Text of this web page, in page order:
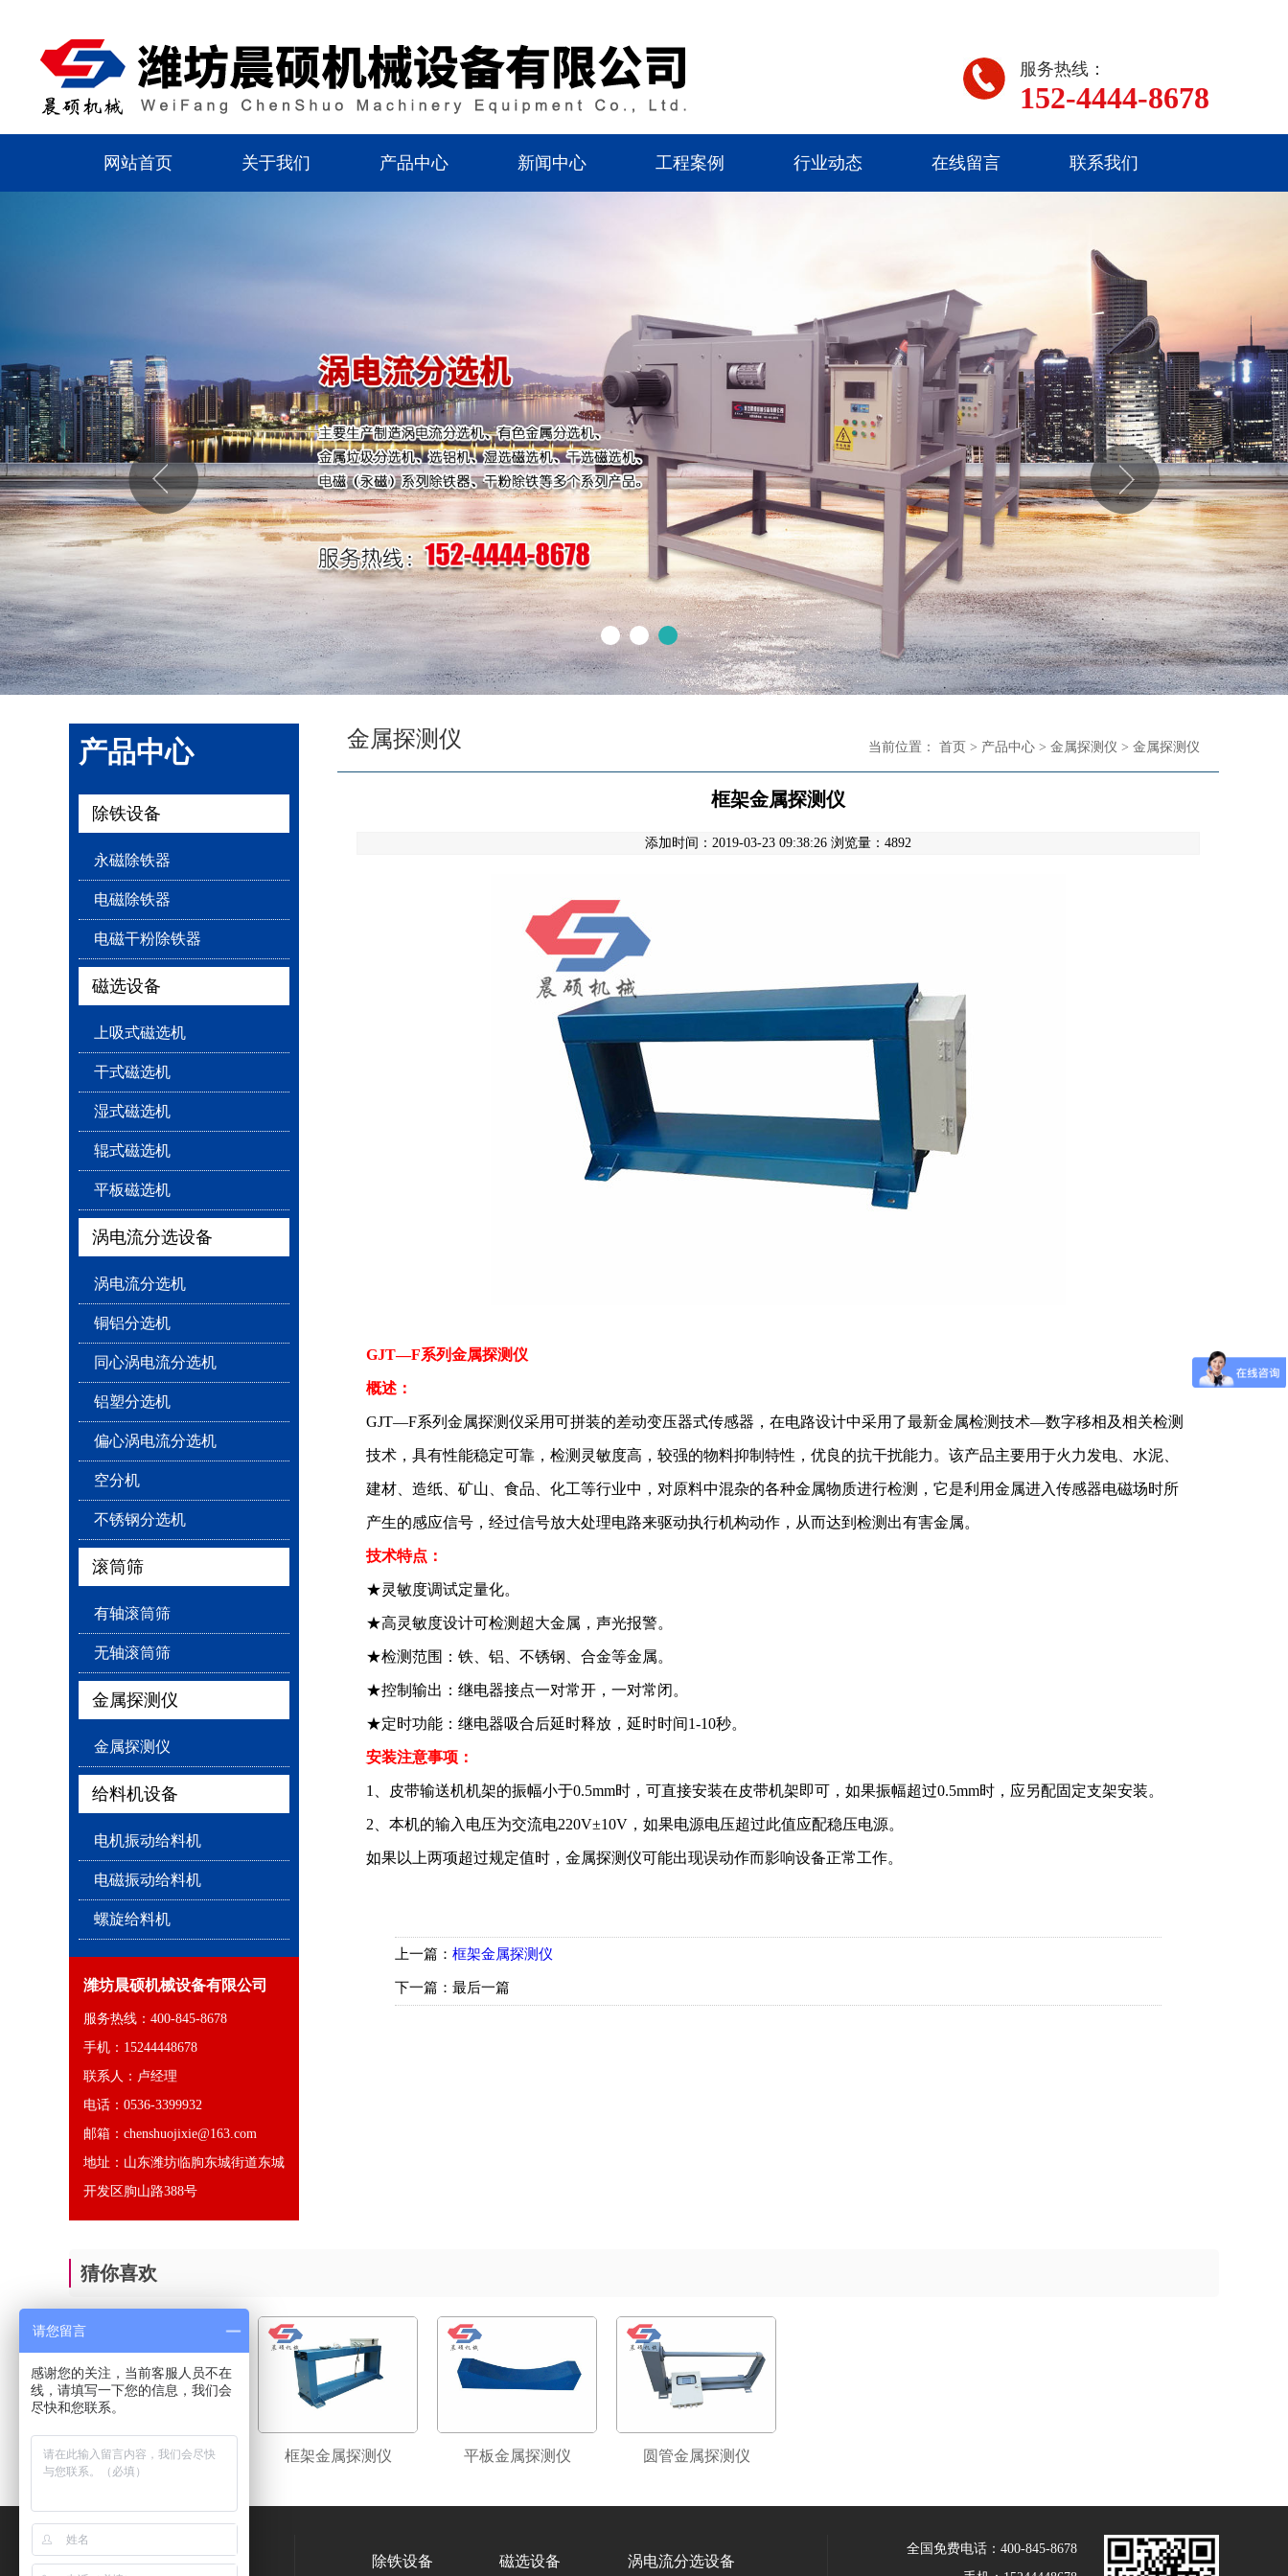
服务热线：
152-4444-8678
网站首页 关于我们 产品中心 新闻中心 工程案例 行业动态 在线留言 联系我们
产品中心
除铁设备
永磁除铁器
电磁除铁器
电磁干粉除铁器
磁选设备
上吸式磁选机
干式磁选机
湿式磁选机
辊式磁选机
平板磁选机
涡电流分选设备
涡电流分选机
铜铝分选机
同心涡电流分选机
铝塑分选机
偏心涡电流分选机
空分机
不锈钢分选机
滚筒筛
有轴滚筒筛
无轴滚筒筛
金属探测仪
金属探测仪
给料机设备
电机振动给料机
电磁振动给料机
螺旋给料机
潍坊晨硕机械设备有限公司
服务热线：400-845-8678
手机：15244448678
联系人：卢经理
电话：0536-3399932
邮箱：chenshuojixie@163.com
地址：山东潍坊临朐东城街道东城
开发区朐山路388号
金属探测仪 当前位置： 首页 > 产品中心 > 金属探测仪 > 金属探测仪
框架金属探测仪
添加时间：2019-03-23 09:38:26 浏览量：4892
GJT—F系列金属探测仪
概述：
GJT—F系列金属探测仪采用可拼装的差动变压器式传感器，在电路设计中采用了最新金属检测技术—数字移相及相关检测
技术，具有性能稳定可靠，检测灵敏度高，较强的物料抑制特性，优良的抗干扰能力。该产品主要用于火力发电、水泥、
建材、造纸、矿山、食品、化工等行业中，对原料中混杂的各种金属物质进行检测，它是利用金属进入传感器电磁场时所
产生的感应信号，经过信号放大处理电路来驱动执行机构动作，从而达到检测出有害金属。
技术特点：
★灵敏度调试定量化。
★高灵敏度设计可检测超大金属，声光报警。
★检测范围：铁、铝、不锈钢、合金等金属。
★控制输出：继电器接点一对常开，一对常闭。
★定时功能：继电器吸合后延时释放，延时时间1-10秒。
安装注意事项：
1、皮带输送机机架的振幅小于0.5mm时，可直接安装在皮带机架即可，如果振幅超过0.5mm时，应另配固定支架安装。
2、本机的输入电压为交流电220V±10V，如果电源电压超过此值应配稳压电源。
如果以上两项超过规定值时，金属探测仪可能出现误动作而影响设备正常工作。
上一篇： 框架金属探测仪
下一篇：最后一篇
猜你喜欢
框架金属探测仪 框架金属探测仪 平板金属探测仪 圆管金属探测仪
400-845-8678 除铁设备 磁选设备 涡电流分选设备
全国免费电话：400-845-8678
请您留言
感谢您的关注，当前客服人员不在
线，请填写一下您的信息，我们会
尽快和您联系。